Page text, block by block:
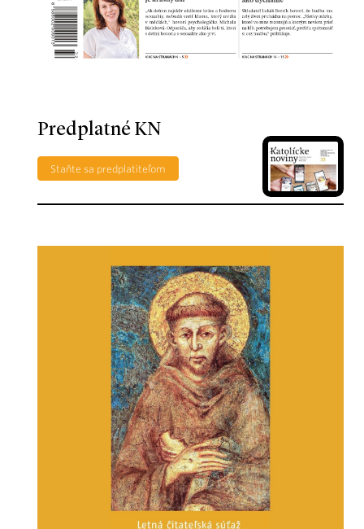
Predplatné KN
Staňte sa predplatiteľom